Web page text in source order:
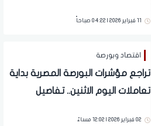
11 فبراير 2026 | 04:22 صباحاً
اقتصاد وبورصة
تراجع مؤشرات البورصة المصرية بداية
تعاملات اليوم الاثنين.. تفاصيل
02 فبراير 2026 | 12:02 مساءً